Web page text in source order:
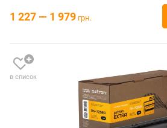
1 227 — 1 979 грн.
в список